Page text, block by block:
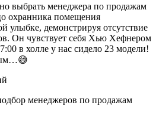
выбрать менеджера по продажам
охранника помещения
улыбке, демонстрируя отсутствие
Он чувствует себя Хью Хефнером
в холле у нас сидело 23 модели!